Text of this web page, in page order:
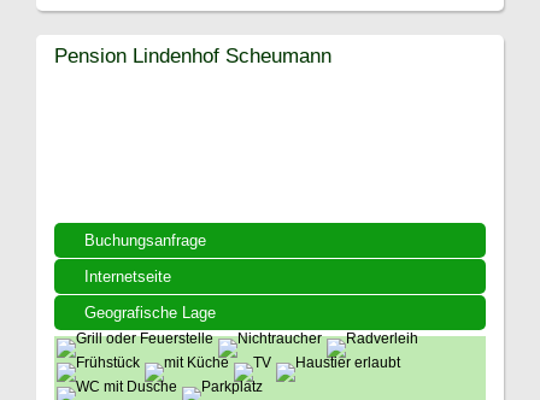
Buchungsanfrage
Internetseite
Geografische Lage
Pension Lindenhof Scheumann